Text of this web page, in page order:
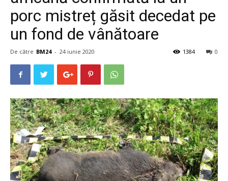
porc mistreț găsit decedat pe
un fond de vânătoare
De către BM24 - 24 iunie 2020 0
1384